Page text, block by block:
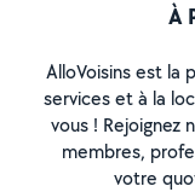
À
AlloVoisins est la
services et à la
vous ! Rejoignez
membres,
votre